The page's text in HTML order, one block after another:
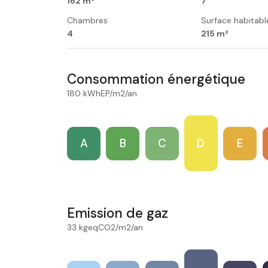
Chambres
4
Surface
215 m²
Consommation énergétique
180 kWhEP/m2/an
A B C D E
Emission de gaz
33 kgeqCO2/m2/an